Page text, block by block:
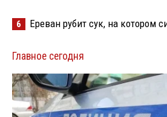
6 Ереван рубит сук, на котором
Главное сегодня